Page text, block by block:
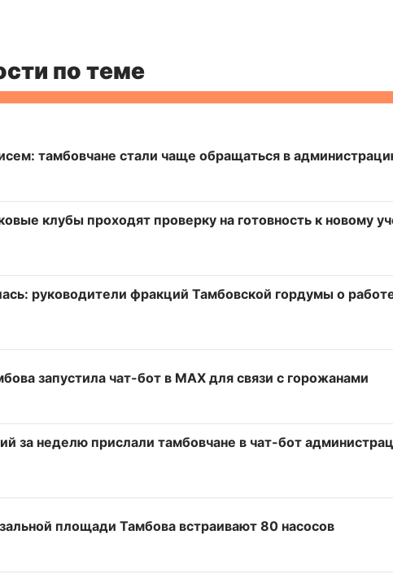
по теме
тамбовчане стали чаще обращаться в
клубы проходят проверку на готовность к новому
руководители фракций Тамбовской гордумы о
запустила чат-бот в МАХ для связи с горожанами
за неделю прислали тамбовчане в чат-бот
площади Тамбова встраивают 80 насосов